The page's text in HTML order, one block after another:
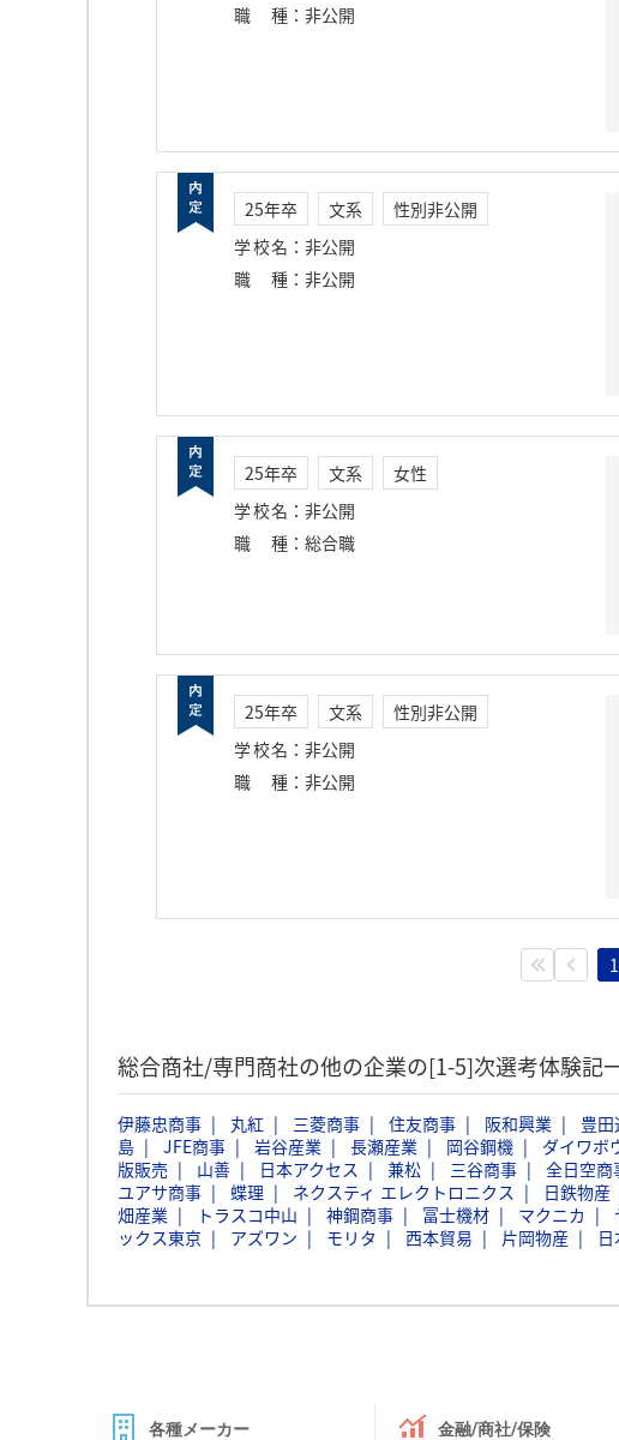
職種 ： 非公開
25年卒 文系
性別非公開
学校名 ： 非公開
職種 ： 非公開
25年卒 文系
女性
学校名 ： 非公開
職種 ： 総合職
25年卒 文系
性別非公開
学校名 ： 非公開
職種 ： 非公開
1
総合商社/専門商社の他の企業の[1-5]次選考体験記
伊藤忠商事 丸紅 三菱商事 住友商事 阪和興業 豊田
島
JFE商事 岩谷産業 長瀬産業 岡谷鋼機 ダイワボ
版販売
山善 日本アクセス 兼松 三谷商事 全日空商
ユアサ商事
蝶理 ネクスティ エレクトロニクス 日鉄物産
畑産業
トラスコ中山 神鋼商事 冨士機材 マクニカ
ックス東京
アズワン モリタ 西本貿易 片岡物産
各種メーカー 金融/商社/保険